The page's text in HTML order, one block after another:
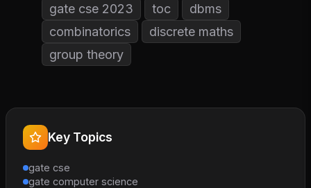
gate cse 2023
toc
dbms
combinatorics
discrete maths
group theory
Key Topics
gate cse
gate computer science